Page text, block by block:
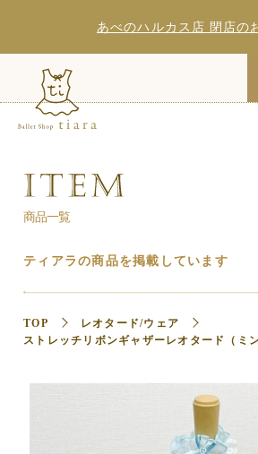
あべのハルカス店 閉店の
商品一覧
ティアラの商品を掲載しています
TOP
レオタード/ウェア
ストレッチリボンギャザーレオタード（ミ